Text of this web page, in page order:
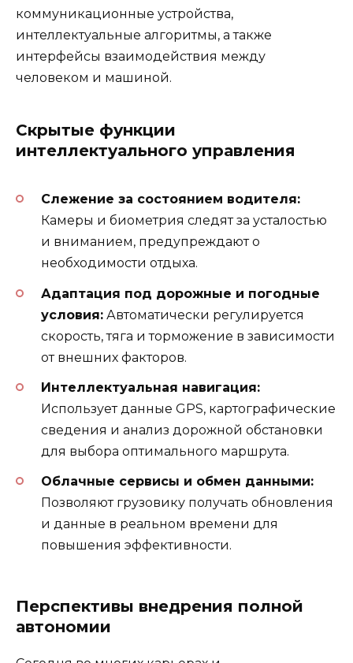
коммуникационные устройства,
интеллектуальные алгоритмы, а также
интерфейсы взаимодействия между
человеком и машиной.
Скрытые функции
интеллектуального управления
Слежение за состоянием водителя:
Камеры и биометрия следят за усталостью
и вниманием, предупреждают о
необходимости отдыха.
Адаптация под дорожные и погодные
условия: Автоматически регулируется
скорость, тяга и торможение в зависимости
от внешних факторов.
Интеллектуальная навигация:
Использует данные GPS, картографические
сведения и анализ дорожной обстановки
для выбора оптимального маршрута.
Облачные сервисы и обмен данными:
Позволяют грузовику получать обновления
и данные в реальном времени для
повышения эффективности.
Перспективы внедрения полной
автономии